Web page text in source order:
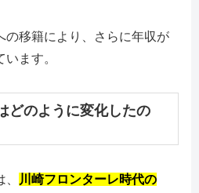
の移籍により、さらに年収が
います。
どのように変化したの
川崎フロンターレ時代の